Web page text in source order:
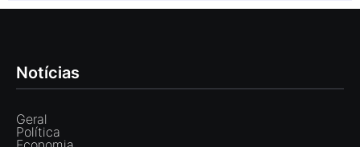
Notícias
Geral
Política